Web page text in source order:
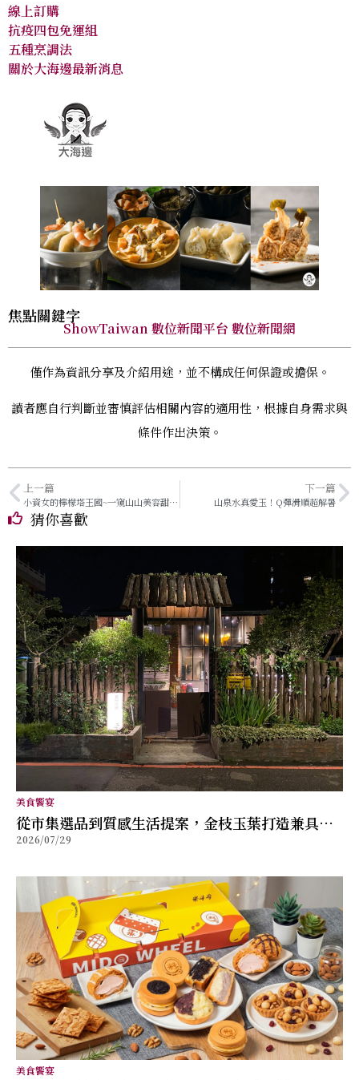
線上訂購
抗疫四包免運組
五種烹調法
關於大海邊最新消息
焦點關鍵字
ShowTaiwan 數位新聞平台 數位新聞網
僅作為資訊分享及介紹用途，並不構成任何保證或擔保。
讀者應自行判斷並審慎評估相關內容的適用性，根據自身需求與
條件作出決策。
上一篇
小資女的檸檬塔王國~一窺山山美容甜點師的巷弄美學！
下一篇
山泉水真愛玉！Q彈滑順超解暑
猜你喜歡
美食饗宴
從市集選品到質感生活提案，金枝玉葉打造兼具風
格與舒適的女性穿搭品牌
2026/07/29
美食饗宴